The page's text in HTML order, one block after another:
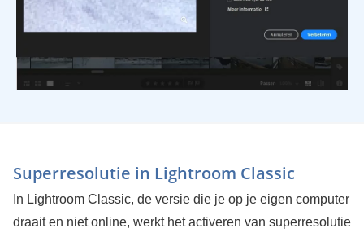
Superresolutie in Lightroom Classic
In Lightroom Classic, de versie die je op je eigen computer
draait en niet online, werkt het activeren van superresolutie